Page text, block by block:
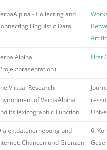
- Collecting and
Linguistic Data
Alpina
First
Virtual Research
of VerbaAlpina
its lexicographic Function
und
Chancen und Grenzen.
6.